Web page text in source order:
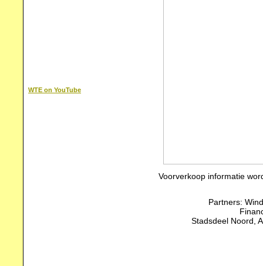
Voorverkoop informatie
Partners:
Stadsdeel Noord,
WTE on YouTube